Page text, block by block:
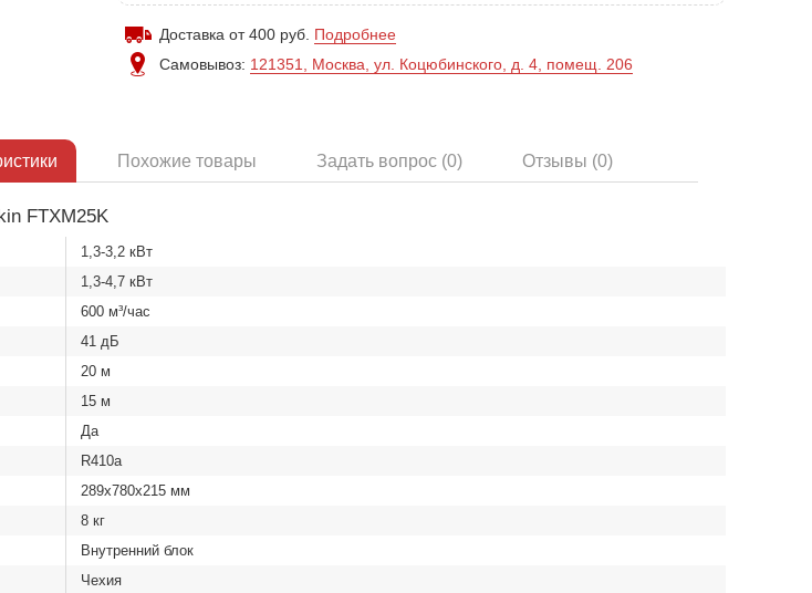
Доставка от 400 руб. Подробнее
Самовывоз: 121351, Москва, ул. Коцюбинского, д. 4, помещ. 206
Похожие товары Задать вопрос (0) Отзывы (0)
FTXM25K
1,3-3,2 кВт
1,3-4,7 кВт
600 м³/час
41 дБ
20 м
15 м
Да
R410a
289х780х215 мм
8 кг
Внутренний блок
Чехия